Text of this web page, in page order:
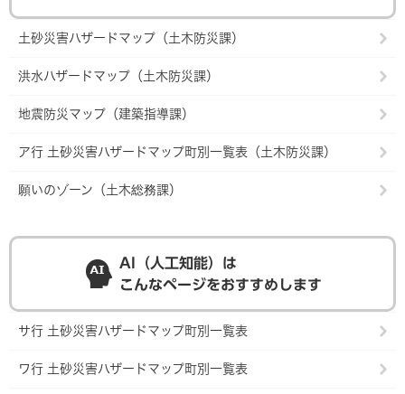
土砂災害ハザードマップ（土木防災課）
洪水ハザードマップ（土木防災課）
地震防災マップ（建築指導課）
ア行 土砂災害ハザードマップ町別一覧表（土木防災課）
願いのゾーン（土木総務課）
AI（人工知能）は
こんなページをおすすめします
サ行 土砂災害ハザードマップ町別一覧表
ワ行 土砂災害ハザードマップ町別一覧表